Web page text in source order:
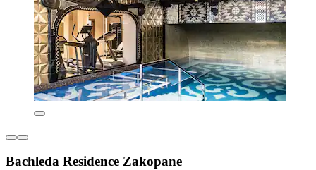
Bachleda Residence Zakopane